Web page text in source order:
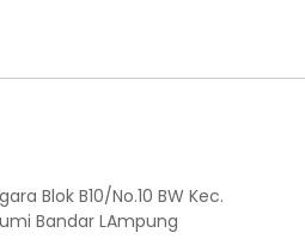
Blok B10/No.10 BW Kec.
Bandar LAmpung